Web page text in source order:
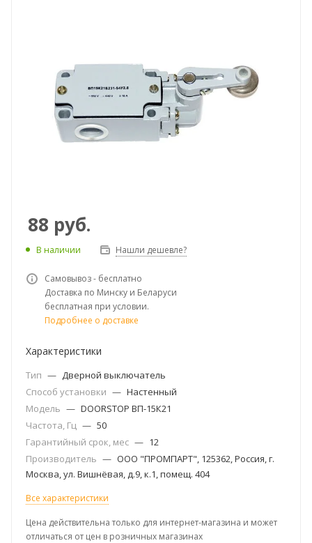
88 руб.
В наличии Нашли дешевле?
Самовывоз - бесплатно
Доставка по Минску и Беларуси
бесплатная при условии.
Подробнее о доставке
Характеристики
Тип — Дверной выключатель
Способ установки — Настенный
Модель — DOORSTOP ВП-15К21
Частота, Гц — 50
Гарантийный срок, мес — 12
Производитель — ООО "ПРОМПАРТ", 125362, Россия, г.
Москва, ул. Вишнёвая, д.9, к.1, помещ. 404
Все характеристики
Цена действительна только для интернет-магазина и может
отличаться от цен в розничных магазинах